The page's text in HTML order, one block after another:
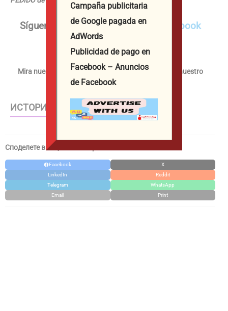
Síguenos ennuestra página de Facebook
Síguenos también en Instagram
Mira nuestros videos más interesantes en
y nuestro
canal de YouTube
ИСТОРИИ – WEB STORIES
Споделете в социалните мрежи / Share in social media
Facebook
X
LinkedIn
Reddit
Telegram
WhatsApp
Email
Print
Campaña publicitaria
de Google pagada en
AdWords
Publicidad de pago en
Facebook – Anuncios
de Facebook